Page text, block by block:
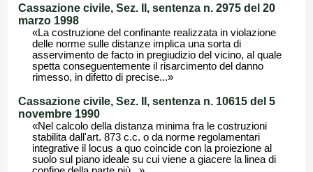
Cassazione civile, Sez. II, sentenza n. 2975 del 20
marzo 1998
«La costruzione del confinante realizzata in violazione
delle norme sulle distanze implica una sorta di
asservimento de facto in pregiudizio del vicino, al quale
spetta conseguentemente il risarcimento del danno
rimesso, in difetto di precise...»
Cassazione civile, Sez. II, sentenza n. 10615 del 5
novembre 1990
«Nel calcolo della distanza minima fra le costruzioni
stabilita dall'art. 873 c.c. o da norme regolamentari
integrative il locus a quo coincide con la proiezione al
suolo sul piano ideale su cui viene a giacere la linea di